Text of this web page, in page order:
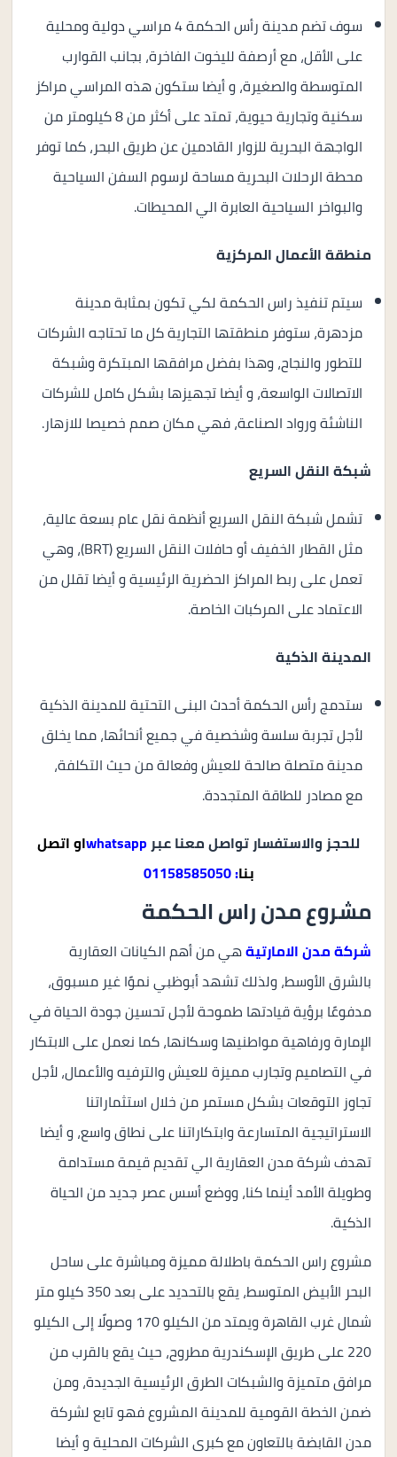
سوف تضم مدينة رأس الحكمة 4 مراسي دولية ومحلية
على الأقل، مع أرصفة لليخوت الفاخرة، بجانب القوارب
المتوسطة والصغيرة، و أيضا ستكون هذه المراسي مراكز
سكنية وتجارية حيوية، تمتد على أكثر من 8 كيلومتر من
الواجهة البحرية للزوار القادمين عن طريق البحر، كما توفر
محطة الرحلات البحرية مساحة لرسوم السفن السياحية
والبواخر السياحية العابرة الي المحيطات.
منطقة الأعمال المركزية
سيتم تنفيذ راس الحكمة لكي تكون بمثابة مدينة
مزدهرة، ستوفر منطقتها التجارية كل ما تحتاجه الشركات
للتطور والنجاح، وهذا بفضل مرافقها المبتكرة وشبكة
الاتصالات الواسعة، و أيضا تجهيزها بشكل كامل للشركات
الناشئة ورواد الصناعة، فهي مكان صمم خصيصا للازهار.
شبكة النقل السريع
تشمل شبكة النقل السريع أنظمة نقل عام بسعة عالية،
مثل القطار الخفيف أو حافلات النقل السريع (BRT)، وهي
تعمل على ربط المراكز الحضرية الرئيسية و أيضا تقلل من
الاعتماد على المركبات الخاصة.
المدينة الذكية
ستدمج رأس الحكمة أحدث البنى التحتية للمدينة الذكية
لأجل تجربة سلسة وشخصية في جميع أنحائها، مما يخلق
مدينة متصلة صالحة للعيش وفعالة من حيث التكلفة،
مع مصادر للطاقة المتجددة.
للحجز والاستفسار تواصل معنا عبر whatsappاواتصل
بنا: 01158585050
مشروع مدن راس الحكمة
شركة مدن الامارتيةهي من أهم الكيانات العقارية
بالشرق الأوسط، ولذلك تشهد أبوظبي نموًا غير مسبوق،
مدفوعًا برؤية قيادتها طموحة لأجل تحسين جودة الحياة في
الإمارة ورفاهية مواطنيها وسكانها، كما نعمل على الابتكار
في التصاميم وتجارب مميزة للعيش والترفيه والأعمال، لأجل
تجاوز التوقعات بشكل مستمر من خلال استثماراتنا
الاستراتيجية المتسارعة وابتكاراتنا على نطاق واسع، و أيضا
تهدف شركة مدن العقارية الي تقديم قيمة مستدامة
وطويلة الأمد أينما كنا، ووضع أسس عصر جديد من الحياة
الذكية.
مشروع راس الحكمة باطلالة مميزة ومباشرة على ساحل
البحر الأبيض المتوسط، يقع بالتحديد على بعد 350 كيلو متر
شمال غرب القاهرة ويمتد من الكيلو 170 وصولًا إلى الكيلو
220 على طريق الإسكندرية مطروح، حيث يقع بالقرب من
مرافق متميزة والشبكات الطرق الرئيسية الجديدة، ومن
ضمن الخطة القومية للمدينة المشروع فهو تابع لشركة
مدن القابضة بالتعاون مع كبرى الشركات المحلية و أيضا